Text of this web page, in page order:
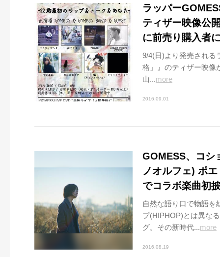
ラッパー
ティザー映像公
に前売り購入者
9/4(日)より発売される
格」』のティザー映像
山...more
2016.09.01
GOMESS、コ
ノオルフェ) ポ
でコラボ楽曲初
自然な語り口で物語を
プ(HIPHOP)とは異な
グ。その新時代...more
2016.08.19